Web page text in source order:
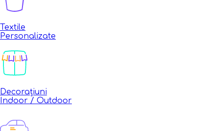
Textile
Personalizate
Decorațiuni
Indoor / Outdoor